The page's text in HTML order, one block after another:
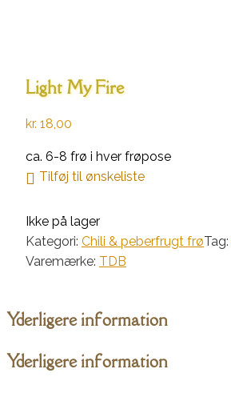
Light My Fire
kr. 18,00
ca. 6-8 frø i hver frøpose
Tilføj til ønskeliste
Ikke på lager
Kategori: Chili & peberfrugt frøTag:
Varemærke: TDB
Yderligere information
Yderligere information